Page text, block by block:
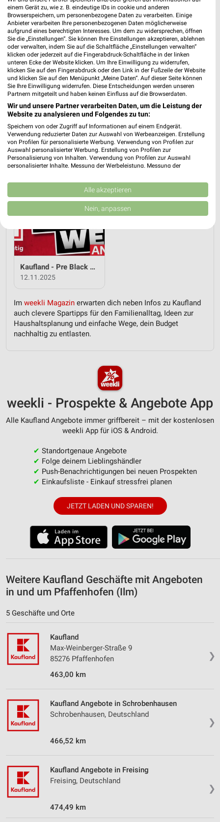
MEHR PROSPEKTE
weekli Magazin
Genieße den Sommer mit Kaufland!
09.07.2026
Kaufland Card wird zu Kaufland Card XTRA!
06.02.2026
Kaufland - Pre Black Week Angebote
12.11.2025
Im weekli Magazin erwarten dich neben Infos zu Kaufland
auch clevere Spartipps für den Familienalltag, Ideen zur
Haushaltsplanung und einfache Wege, dein Budget
nachhaltig zu entlasten.
weekli - Prospekte & Angebote App
Alle Kaufland Angebote immer griffbereit – mit der kostenlosen
weekli App für iOS & Android.
✔ Standortgenaue Angebote
✔ Folge deinem Lieblingshändler
✔ Push-Benachrichtigungen bei neuen Prospekten
✔ Einkaufsliste - Einkauf stressfrei planen
JETZT LADEN UND SPAREN!
Weitere Kaufland Geschäfte mit Angeboten
in und um Pfaffenhofen (Ilm)
5 Geschäfte und Orte
❯
Kaufland
Max-Weinberger-Straße 9
85276 Pfaffenhofen
463,00 km
❯
Kaufland Angebote in Schrobenhausen
Schrobenhausen, Deutschland
466,52 km
❯
Kaufland Angebote in Freising
Freising, Deutschland
474,49 km
einem Gerät zu, wie z. B. eindeutige IDs in cookie und anderen
Browserspeichern, um personenbezogene Daten zu verarbeiten. Einige
Anbieter verarbeiten Ihre personenbezogenen Daten möglicherweise
aufgrund eines berechtigten Interesses. Um dem zu widersprechen, öffnen
Sie die „Einstellungen“. Sie können Ihre Einstellungen akzeptieren, ablehnen
oder verwalten, indem Sie auf die Schaltfläche „Einstellungen verwalten“
klicken oder jederzeit auf die Fingerabdruck-Schaltfläche in der linken
unteren Ecke der Website klicken. Um Ihre Einwilligung zu widerrufen,
klicken Sie auf den Fingerabdruck oder den Link in der Fußzeile der Website
und klicken Sie auf den Menüpunkt „Meine Daten“. Auf dieser Seite können
Sie Ihre Einwilligung widerrufen. Diese Entscheidungen werden unseren
Partnern mitgeteilt und haben keinen Einfluss auf die Browserdaten.
Wir und unsere Partner verarbeiten Daten, um die Leistung der
Website zu analysieren und Folgendes zu tun:
Speichern von oder Zugriff auf Informationen auf einem Endgerät.
Verwendung reduzierter Daten zur Auswahl von Werbeanzeigen. Erstellung
von Profilen für personalisierte Werbung. Verwendung von Profilen zur
Auswahl personalisierter Werbung. Erstellung von Profilen zur
Personalisierung von Inhalten. Verwendung von Profilen zur Auswahl
personalisierter Inhalte. Messung der Werbeleistung. Messung der
Kombinationen von Daten aus verschiedenen Quellen. Entwicklung und
Verbesserung der Angebote. Verwendung reduzierter Daten zur Auswahl
von Inhalten.
Daten können außerhalb der Europäischen Union weitergegeben und in die
Website/App.
Partnerliste anzeigen (1 IAB-Anbieter)
Wir nutzen Ihre Daten für folgende Zwecke:
IAB-Verarbeitungszwecke:
Verwendung reduzierter Daten zur Auswahl von
Werbeanzeigen
Verwendung von Profilen zur Auswahl
Erstellung von Profilen zur Personalisierung
von Inhalten
Verwendung von Profilen zur Auswahl
personalisierter Inhalte
Messung der Werbeleistung
Messung der Performance von Inhalten
Analyse von Zielgruppen durch Statistiken oder
Kombinationen von Daten aus verschiedenen
Entwicklung und Verbesserung der Angebote
IAB-Besonderheiten:
Verwendung genauer Standortdaten
Geräte anhand von aktiv angeforderten
Nicht-IAB-Verarbeitungszwecke:
Notwendig
Performance
Werbung
Alle akzeptieren
Nein, anpassen